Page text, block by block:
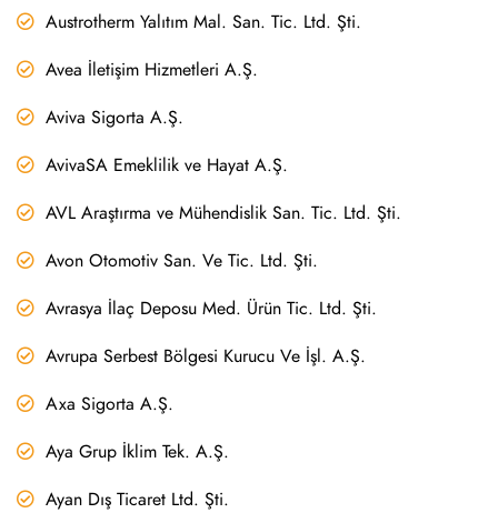
Austrotherm Yalıtım Mal. San. Tic. Ltd. Şti.
Avea İletişim Hizmetleri A.Ş.
Aviva Sigorta A.Ş.
AvivaSA Emeklilik ve Hayat A.Ş.
AVL Araştırma ve Mühendislik San. Tic. Ltd. Şti.
Avon Otomotiv San. Ve Tic. Ltd. Şti.
Avrasya İlaç Deposu Med. Ürün Tic. Ltd. Şti.
Avrupa Serbest Bölgesi Kurucu Ve İşl. A.Ş.
Axa Sigorta A.Ş.
Aya Grup İklim Tek. A.Ş.
Ayan Dış Ticaret Ltd. Şti.